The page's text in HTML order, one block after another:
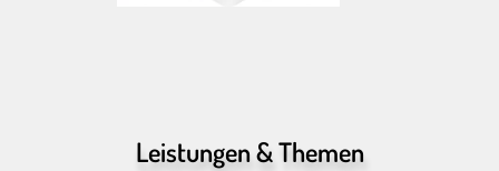
Leistungen & Themen